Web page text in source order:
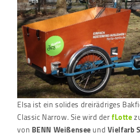
Elsa ist ein solides dreirädriges
Classic Narrow. Sie wird derfLotte
von BENN WeißenseeundVielfarb